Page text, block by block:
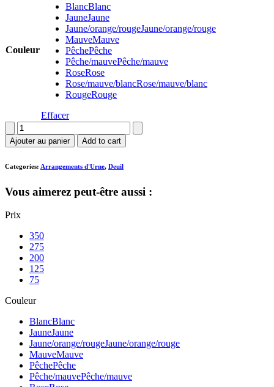
Couleur
BlancBlanc
JauneJaune
Jaune/orange/rougeJaune/orange/rouge
MauveMauve
PêchePêche
Pêche/mauvePêche/mauve
RoseRose
Rose/mauve/blancRose/mauve/blanc
RougeRouge
Effacer
quantité
de
Coussin
Ajouter au panier Add to cart
Categories: Arrangements d'Urne, Deuil
Vous aimerez peut-être aussi :
Prix
350
275
200
125
75
Couleur
BlancBlanc
JauneJaune
Jaune/orange/rougeJaune/orange/rouge
MauveMauve
PêchePêche
Pêche/mauvePêche/mauve